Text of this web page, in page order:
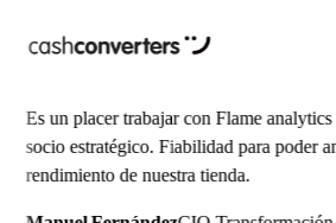
placer trabajar con Flame analytics como
estratégico. Fiabilidad para poder analizar el
de nuestra tienda.